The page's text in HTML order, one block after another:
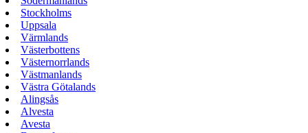
Stockholms
Uppsala
Värmlands
Västerbottens
Västernorrlands
Västmanlands
Västra Götalands
Alingsås
Alvesta
Avesta